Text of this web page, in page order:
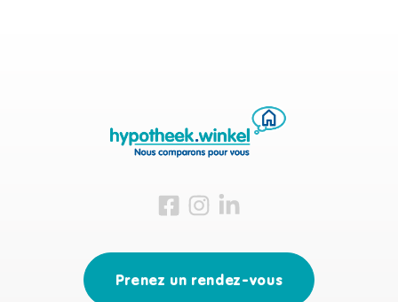
Visitez-nous sur Facebook
Visitez-nous sur Instagram
Visitez-nous sur LinkedIn
Prenez un rendez-vous